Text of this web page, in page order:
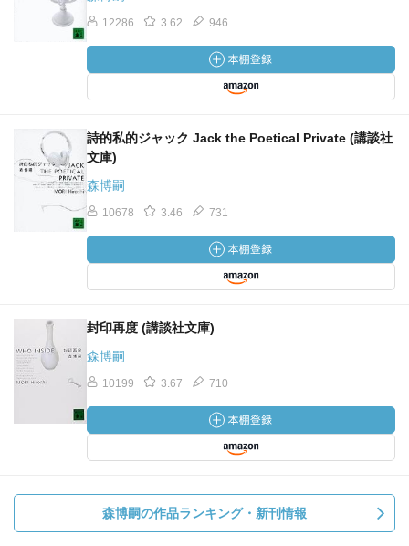
12286 3.62 946
詩的私的ジャック Jack the Poetical Private (講談社
文庫)
森博嗣
10678 3.46 731
封印再度 (講談社文庫)
森博嗣
10199 3.67 710
森博嗣の作品ランキング・新刊情報